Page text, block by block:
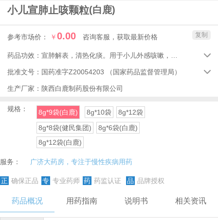
小儿宣肺止咳颗粒(白鹿)
参考市场价： ￥0.00 咨询客服，获取最新价格 复制
药品功效： 
批准文号： 国药准字Z20054203 （国家药品监督管理局） 
生产厂家： 陕西白鹿制药股份有限公司
规格： 8g*9袋(白鹿) 8g*10袋
8g*12袋
8g*8袋(健民集团)
8g*6袋(白鹿)
8g*12袋(白鹿)
服务： 广济大药房，专注于慢性疾病用药
正 确保正品 专 专业药师 药 药监认证 品 品牌授权
药品概况 用药指南 说明书 相关资讯